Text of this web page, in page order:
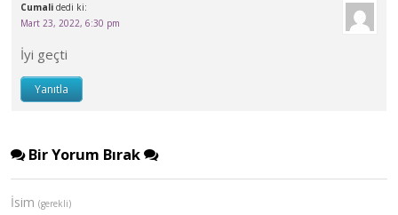
Cumali dedi ki:
Mart 23, 2022, 6:30 pm
İyi geçti
Yanıtla
Bir Yorum Bırak
İsim (gerekli)